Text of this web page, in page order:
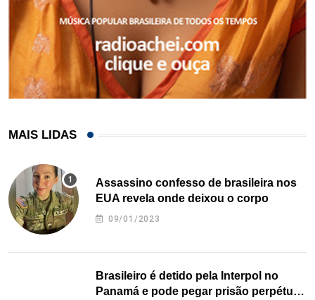
MAIS LIDAS
Assassino confesso de brasileira nos
EUA revela onde deixou o corpo
09/01/2023
Brasileiro é detido pela Interpol no
Panamá e pode pegar prisão perpétua